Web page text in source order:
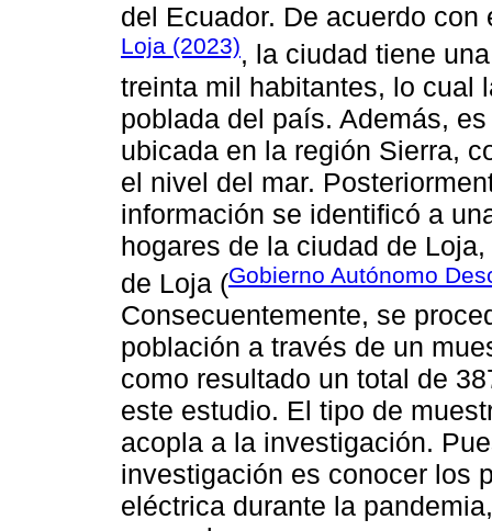
del Ecuador. De acuerdo
Loja (2023), la ciudad tiene
treinta mil habitantes, lo cual
poblada del país. Además,
ubicada en la región Sierra,
el nivel del mar.
información se identificó a
hogares de la ciudad de
de Loja (Gobierno Autónomo
Consecuentemente, se
población a través de un
como resultado un total de
este estudio. El tipo de
acopla a la investigación.
investigación es conocer los
eléctrica durante la